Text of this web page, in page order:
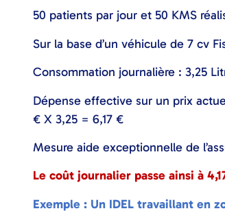
50 patients par jour et 50 KMS
Sur la base d’un véhicule de 7 cv
Consommation journalière : 3,25
Dépense effective sur un prix
€ X 3,25 = 6,17 €
Mesure aide exceptionnelle de
Le coût journalier passe ainsi à
Exemple : Un IDEL travaillant en